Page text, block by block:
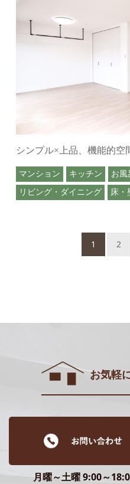
シンプル×上品、機能的空
マンション キッチン
お
リビング・ダイニング
床・
1 2
お気軽
月曜～土曜 9:00～